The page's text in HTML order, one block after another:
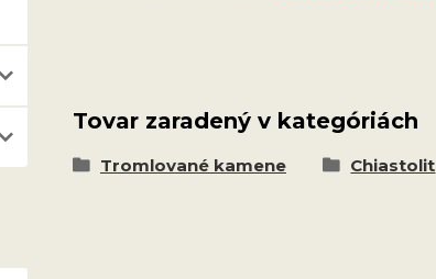
Tovar zaradený v kategóriách
Tromlované kamene Chiastolit